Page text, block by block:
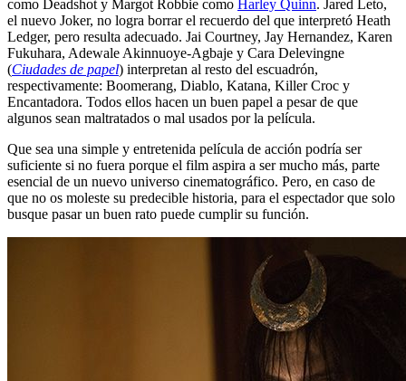
como Deadshot y Margot Robbie como Harley Quinn. Jared Leto,
el nuevo Joker, no logra borrar el recuerdo del que interpretó Heath
Ledger, pero resulta adecuado. Jai Courtney, Jay Hernandez, Karen
Fukuhara, Adewale Akinnuoye-Agbaje y Cara Delevingne
(Ciudades de papel) interpretan al resto del escuadrón,
respectivamente: Boomerang, Diablo, Katana, Killer Croc y
Encantadora. Todos ellos hacen un buen papel a pesar de que
algunos sean maltratados o mal usados por la película.
Que sea una simple y entretenida película de acción podría ser
suficiente si no fuera porque el film aspira a ser mucho más, parte
esencial de un nuevo universo cinematográfico. Pero, en caso de
que no os moleste su predecible historia, para el espectador que solo
busque pasar un buen rato puede cumplir su función.